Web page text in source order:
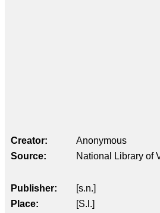
Creator
Anonymous
Source
National Library of
Publisher
[s.n.]
Place
[S.l.]